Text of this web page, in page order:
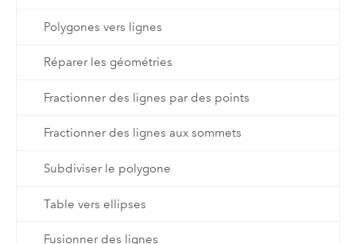
Polygones vers lignes
Réparer les géométries
Fractionner des lignes par des points
Fractionner des lignes aux sommets
Subdiviser le polygone
Table vers ellipses
Fusionner des lignes